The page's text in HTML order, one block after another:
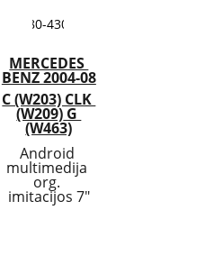
MERCEDES
BENZ 2004-08
C (W203) CLK
(W209) G
(W463)
Android
multimedija
org.
imitacijos 7"
180-430€